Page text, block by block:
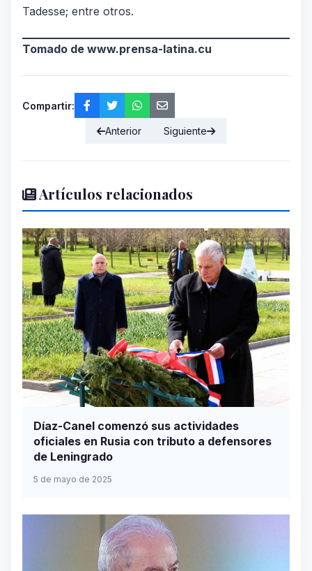
Tadesse; entre otros.
Tomado de www.prensa-latina.cu
Compartir:
Anterior Siguiente
Artículos relacionados
Díaz-Canel comenzó sus actividades
oficiales en Rusia con tributo a defensores
de Leningrado
5 de mayo de 2025